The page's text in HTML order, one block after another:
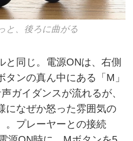
と、後ろに曲がる
同じ。電源ONは、右側
タンの真ん中にある「M」
ガイダンスが流れるが、
になぜか怒った雰囲気の
。プレーヤーとの接続